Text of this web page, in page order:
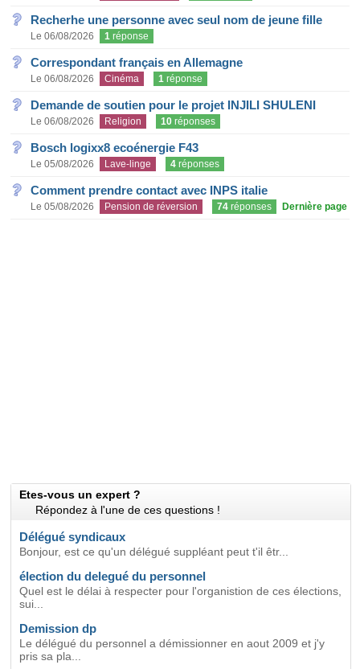
Recherhe une personne avec seul nom de jeune fille
Le 06/08/2026 1 réponse
Correspondant français en Allemagne
Le 06/08/2026 Cinéma 1 réponse
Demande de soutien pour le projet INJILI SHULENI
Le 06/08/2026 Religion 10 réponses
Bosch logixx8 ecoénergie F43
Le 05/08/2026 Lave-linge 4 réponses
Comment prendre contact avec INPS italie
Le 05/08/2026 Pension de réversion 74 réponses Dernière page
Etes-vous un expert ?
Répondez à l'une de ces questions !
Délégué syndicaux
Bonjour, est ce qu'un délégué suppléant peut t'il êtr...
élection du delegué du personnel
Quel est le délai à respecter pour l'organistion de ces élections,
sui...
Demission dp
Le délégué du personnel a démissionner en aout 2009 et j'y
pris sa pla...